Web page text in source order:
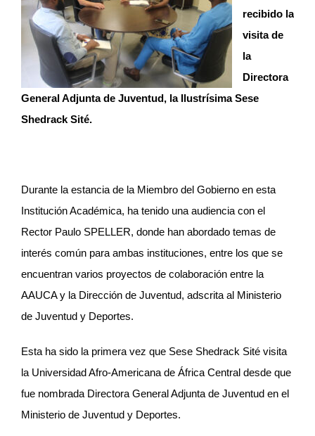
recibido la
visita de
la
Directora
General Adjunta de Juventud, la Ilustrísima Sese
Shedrack Sité.
Durante la estancia de la Miembro del Gobierno en esta
Institución Académica, ha tenido una audiencia con el
Rector Paulo SPELLER, donde han abordado temas de
interés común para ambas instituciones, entre los que se
encuentran varios proyectos de colaboración entre la
AAUCA y la Dirección de Juventud, adscrita al Ministerio
de Juventud y Deportes.
Esta ha sido la primera vez que Sese Shedrack Sité visita
la Universidad Afro-Americana de África Central desde que
fue nombrada Directora General Adjunta de Juventud en el
Ministerio de Juventud y Deportes.